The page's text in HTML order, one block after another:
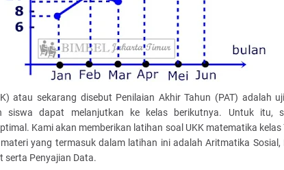
atau sekarang disebut Penilaian Akhir Tahun (PAT) adalah
siswa dapat melanjutkan ke kelas berikutnya. Untuk itu,
Kami akan memberikan latihan soal UKK matematika
yang termasuk dalam latihan ini adalah Aritmatika Sosial,
serta Penyajian Data.